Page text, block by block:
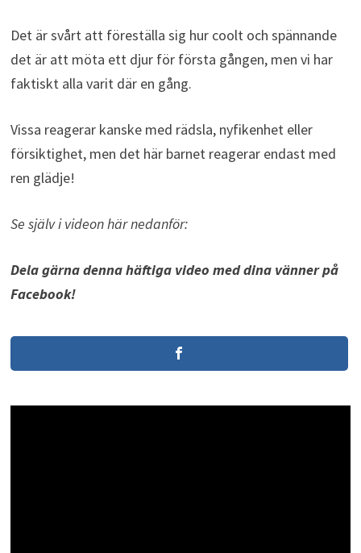
Det är svårt att föreställa sig hur coolt och spännande
det är att möta ett djur för första gången, men vi har
faktiskt alla varit där en gång.
Vissa reagerar kanske med rädsla, nyfikenhet eller
försiktighet, men det här barnet reagerar endast med
ren glädje!
Se själv i videon här nedanför:
Dela gärna denna häftiga video med dina vänner på
Facebook!